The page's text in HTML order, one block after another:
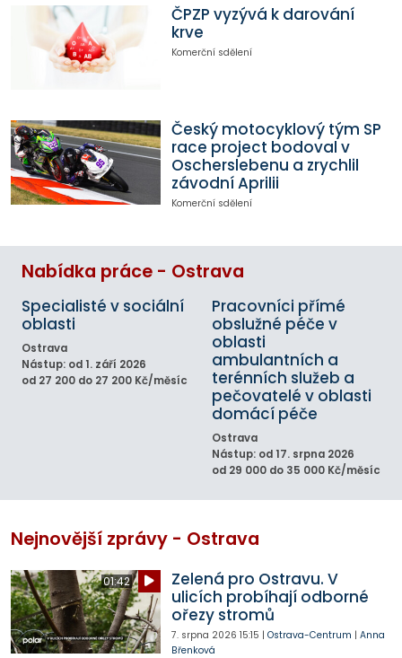
ČPZP vyzývá k darování
krve
Komerční sdělení
Český motocyklový tým SP
race project bodoval v
Oscherslebenu a zrychlil
závodní Aprilii
Komerční sdělení
Nabídka práce - Ostrava
Specialisté v sociální
oblasti
Ostrava
Nástup: od 1. září 2026
od 27 200 do 27 200 Kč/měsíc
Pracovníci přímé
obslužné péče v
oblasti
ambulantních a
terénních služeb a
pečovatelé v oblasti
domácí péče
Ostrava
Nástup: od 17. srpna 2026
od 29 000 do 35 000 Kč/měsíc
Nejnovější zprávy - Ostrava
01:42
Zelená pro Ostravu. V
ulicích probíhají odborné
ořezy stromů
7. srpna 2026 15:15 | Ostrava-Centrum | Anna
Břenková